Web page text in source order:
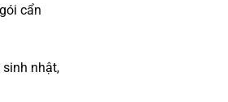
cẩn
nhật,